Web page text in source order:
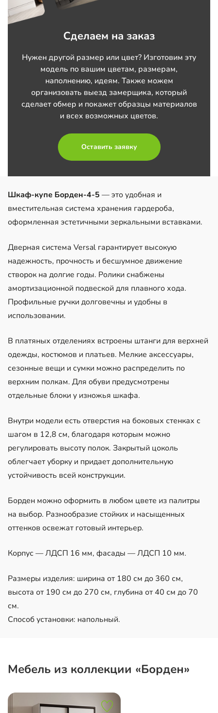
Сделаем на заказ
Нужен другой размер или цвет? Изготовим эту
модель по вашим цветам, размерам,
наполнению, идеям. Также можем
организовать выезд замерщика, который
сделает обмер и покажет образцы материалов
и всех возможных цветов.
Оставить заявку
Шкаф-купе Борден-4-5 — это удобная и
вместительная система хранения гардероба,
оформленная эстетичными зеркальными вставками.
Дверная система Versal гарантирует высокую
надежность, прочность и бесшумное движение
створок на долгие годы. Ролики снабжены
амортизационной подвеской для плавного хода.
Профильные ручки долговечны и удобны в
использовании.
В платяных отделениях встроены штанги для верхней
одежды, костюмов и платьев. Мелкие аксессуары,
сезонные вещи и сумки можно распределить по
верхним полкам. Для обуви предусмотрены
отдельные блоки у изножья шкафа.
Внутри модели есть отверстия на боковых стенках с
шагом в 12,8 см, благодаря которым можно
регулировать высоту полок. Закрытый цоколь
облегчает уборку и придает дополнительную
устойчивость всей конструкции.
Борден можно оформить в любом цвете из палитры
на выбор. Разнообразие стойких и насыщенных
оттенков освежат готовый интерьер.
Корпус — ЛДСП 16 мм, фасады — ЛДСП 10 мм.
Размеры изделия: ширина от 180 см до 360 см,
высота от 190 см до 270 см, глубина от 40 см до 70
см.
Способ установки: напольный.
Мебель из коллекции «Борден»